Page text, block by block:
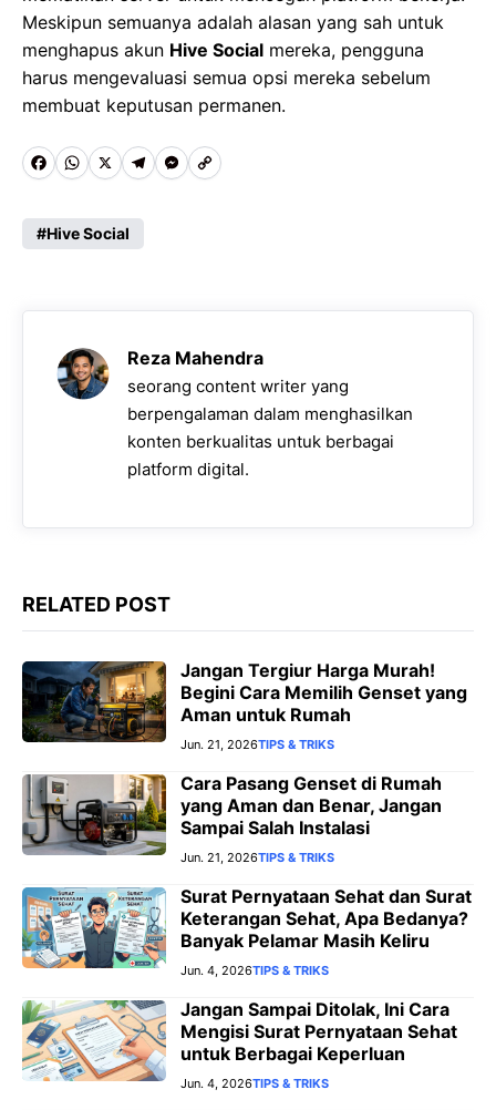
Meskipun semuanya adalah alasan yang sah untuk
menghapus akun Hive Social mereka, pengguna
harus mengevaluasi semua opsi mereka sebelum
membuat keputusan permanen.
F
c
b
W
a
s
A
p
X T
l
g
r
a
m
M
e
n
g
e
r
C
L
i
n
k
Hive Social
Reza Mahendra
seorang content writer yang
berpengalaman dalam menghasilkan
konten berkualitas untuk berbagai
platform digital.
RELATED POST
Jangan Tergiur Harga Murah!
Begini Cara Memilih Genset yang
Aman untuk Rumah
Jun. 21, 2026TIPS & TRIKS
Cara Pasang Genset di Rumah
yang Aman dan Benar, Jangan
Sampai Salah Instalasi
Jun. 21, 2026TIPS & TRIKS
Surat Pernyataan Sehat dan Surat
Keterangan Sehat, Apa Bedanya?
Banyak Pelamar Masih Keliru
Jun. 4, 2026TIPS & TRIKS
Jangan Sampai Ditolak, Ini Cara
Mengisi Surat Pernyataan Sehat
untuk Berbagai Keperluan
Jun. 4, 2026TIPS & TRIKS